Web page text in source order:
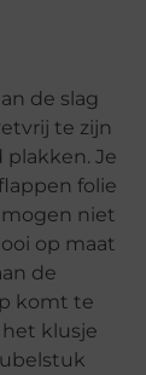
de slag
te zijn
Je
folie
mogen niet
op maat
de
komt te
klusje